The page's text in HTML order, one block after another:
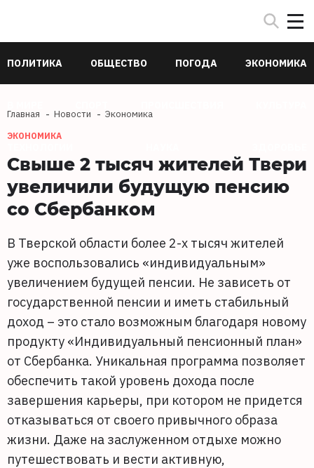
ПОЛИТИКА ОБЩЕСТВО ПОГОДА ЭКОНОМИКА
Главная Новости Экономика
ЭКОНОМИКА
Свыше 2 тысяч жителей Твери
увеличили будущую пенсию
со Сбербанком
В Тверской области более 2-х тысяч жителей
уже воспользовались «индивидуальным»
увеличением будущей пенсии. Не зависеть от
государственной пенсии и иметь стабильный
доход – это стало возможным благодаря новому
продукту «Индивидуальный пенсионный план»
от Сбербанка. Уникальная программа позволяет
обеспечить такой уровень дохода после
завершения карьеры, при котором не придется
отказываться от своего привычного образа
жизни. Даже на заслуженном отдыхе можно
путешествовать и вести активную,